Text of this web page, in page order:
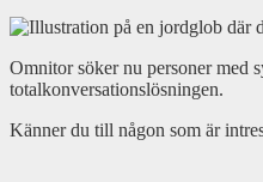
Omnitor söker nu personer med
totalkonversationslösningen.
Känner du till någon som är